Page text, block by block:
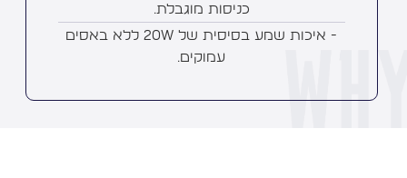
כניסות מוגבלת.
- איכות שמע בסיסית של 20W ללא באסים
עמוקים.